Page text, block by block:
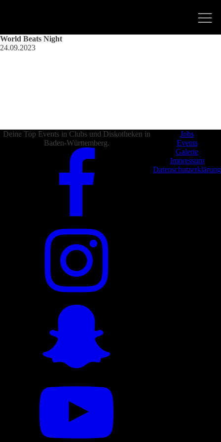
World Beats Night
24.09.2023
Deine Top Events in Clubs und Diskotheken in
Baden-Württemberg.
Jobs
Events
Galerie
Impressum
Datenschutzerklärung